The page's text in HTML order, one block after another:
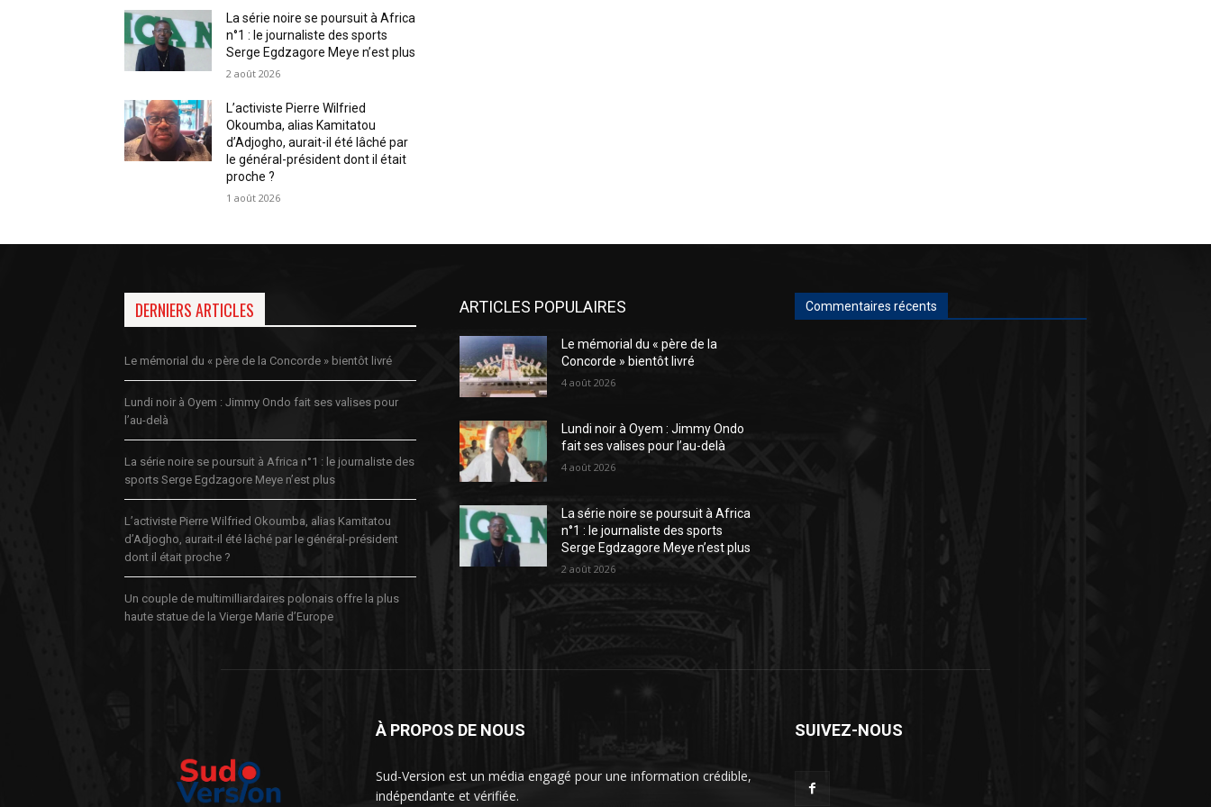
La série noire se poursuit à Africa
n°1 : le journaliste des sports
Serge Egdzagore Meye n’est plus
2 août 2026
L’activiste Pierre Wilfried
Okoumba, alias Kamitatou
d’Adjogho, aurait-il été lâché par
le général-président dont il était
proche ?
1 août 2026
DERNIERS ARTICLES
Le mémorial du « père de la Concorde » bientôt livré
Lundi noir à Oyem : Jimmy Ondo fait ses valises pour
l’au-delà
La série noire se poursuit à Africa n°1 : le journaliste des
sports Serge Egdzagore Meye n’est plus
L’activiste Pierre Wilfried Okoumba, alias Kamitatou
d’Adjogho, aurait-il été lâché par le général-président
dont il était proche ?
Un couple de multimilliardaires polonais offre la plus
haute statue de la Vierge Marie d’Europe
ARTICLES POPULAIRES
Le mémorial du « père de la
Concorde » bientôt livré
4 août 2026
Lundi noir à Oyem : Jimmy Ondo
fait ses valises pour l’au-delà
4 août 2026
La série noire se poursuit à Africa
n°1 : le journaliste des sports
Serge Egdzagore Meye n’est plus
2 août 2026
Commentaires récents
À PROPOS DE NOUS
Sud-Version est un média engagé pour une information crédible,
indépendante et vérifiée.
SUIVEZ-NOUS